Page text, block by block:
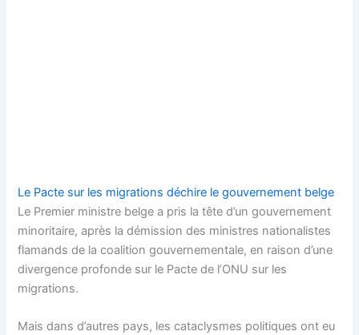
Le Pacte sur les migrations déchire le gouvernement belge
Le Premier ministre belge a pris la tête d’un gouvernement
minoritaire, après la démission des ministres nationalistes
flamands de la coalition gouvernementale, en raison d’une
divergence profonde sur le Pacte de l’ONU sur les
migrations.
Mais dans d’autres pays, les cataclysmes politiques ont eu